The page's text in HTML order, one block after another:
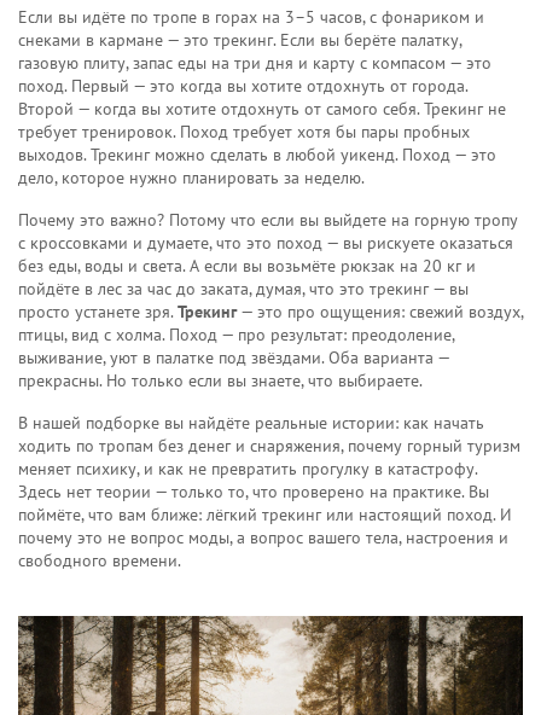
Если вы идёте по тропе в горах на 3–5 часов, с фонариком и
снеками в кармане — это трекинг. Если вы берёте палатку,
газовую плиту, запас еды на три дня и карту с компасом — это
поход. Первый — это когда вы хотите отдохнуть от города.
Второй — когда вы хотите отдохнуть от самого себя. Трекинг не
требует тренировок. Поход требует хотя бы пары пробных
выходов. Трекинг можно сделать в любой уикенд. Поход — это
дело, которое нужно планировать за неделю.
Почему это важно? Потому что если вы выйдете на горную тропу
с кроссовками и думаете, что это поход — вы рискуете оказаться
без еды, воды и света. А если вы возьмёте рюкзак на 20 кг и
пойдёте в лес за час до заката, думая, что это трекинг — вы
просто устанете зря. Трекинг— это про ощущения: свежий воздух,
птицы, вид с холма. Поход — про результат: преодоление,
выживание, уют в палатке под звёздами. Оба варианта —
прекрасны. Но только если вы знаете, что выбираете.
В нашей подборке вы найдёте реальные истории: как начать
ходить по тропам без денег и снаряжения, почему горный туризм
меняет психику, и как не превратить прогулку в катастрофу.
Здесь нет теории — только то, что проверено на практике. Вы
поймёте, что вам ближе: лёгкий трекинг или настоящий поход. И
почему это не вопрос моды, а вопрос вашего тела, настроения и
свободного времени.